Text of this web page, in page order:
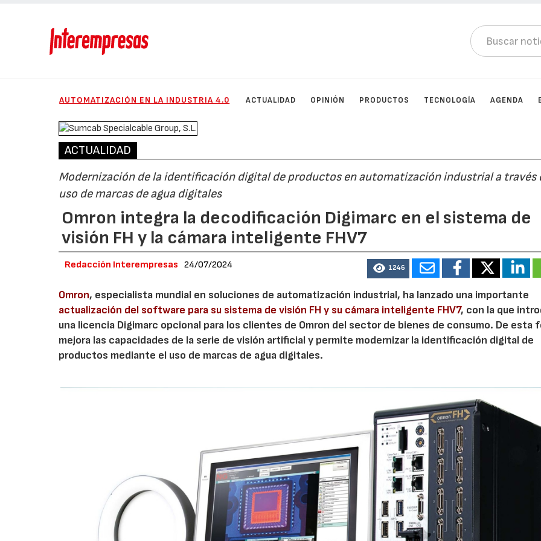
AUTOMATIZACIÓN EN LA INDUSTRIA 4.0 ACTUALIDAD OPINIÓN PRODUCTOS TECNOLOGÍA AGENDA
ACTUALIDAD
Modernización de la identificación digital de productos en automatización industrial a través
uso de marcas de agua digitales
Omron integra la decodificación Digimarc en el sistema de
visión FH y la cámara inteligente FHV7
Redacción Interempresas 24/07/2024 1246
Omron, especialista mundial en soluciones de automatización industrial, ha lanzado una importante
actualización del software para su sistema de visión FH y su cámara inteligente FHV7, con la que
una licencia Digimarc opcional para los clientes de Omron del sector de bienes de consumo. De esta
mejora las capacidades de la serie de visión artificial y permite modernizar la identificación digital de
productos mediante el uso de marcas de agua digitales.
AF26_IFM